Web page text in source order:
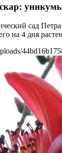
сад
на 4 дня